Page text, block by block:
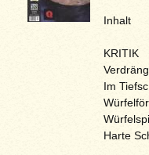
Inhalt
KRITIK
Im
Harte